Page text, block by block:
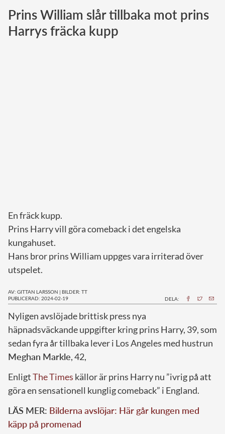
Norska kungahuset
Danska kungahuset
Prins William slår tillbaka mot prins
Harrys fräcka kupp
En fräck kupp.
Prins Harry vill göra comeback i det engelska
kungahuset.
Hans bror prins William uppges vara irriterad över
utspelet.
AV: GITTAN LARSSON | BILDER: TT
PUBLICERAD: 2024-02-19
DELA:
Nyligen avslöjade brittisk press nya
häpnadsväckande uppgifter kring prins Harry, 39, som
sedan fyra år tillbaka lever i Los Angeles med hustrun
Meghan Markle, 42,
EnligtThe Times källor är prins Harry nu ”ivrig på att
göra en sensationell kunglig comeback” i England.
LÄS MER: Bilderna avslöjar: Här går kungen med
käpp på promenad